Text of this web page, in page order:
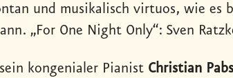
und musikalisch virtuos, wie es
„For One Night Only“: Sven
kongenialer Pianist Christian